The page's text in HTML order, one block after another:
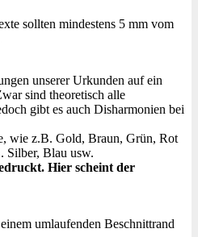
sollten mindestens 5 mm vom
unserer Urkunden auf ein
sind theoretisch alle
gibt es auch Disharmonien bei
wie z.B. Gold, Braun, Grün, Rot
Silber, Blau usw.
Hier scheint der
umlaufenden Beschnittrand